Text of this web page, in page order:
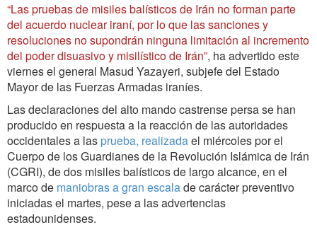
“Las pruebas de misiles balísticos de Irán no forman parte
del acuerdo nuclear iraní, por lo que las sanciones y
resoluciones no supondrán ninguna limitación al incremento
del poder disuasivo y misilístico de Irán”, ha advertido este
viernes el general Masud Yazayeri, subjefe del Estado
Mayor de las Fuerzas Armadas iraníes.
Las declaraciones del alto mando castrense persa se han
producido en respuesta a la reacción de las autoridades
occidentales a las prueba, realizadael miércoles por el
Cuerpo de los Guardianes de la Revolución Islámica de Irán
(CGRI), de dos misiles balísticos de largo alcance, en el
marco de maniobras a gran escalade carácter preventivo
iniciadas el martes, pese a las advertencias
estadounidenses.